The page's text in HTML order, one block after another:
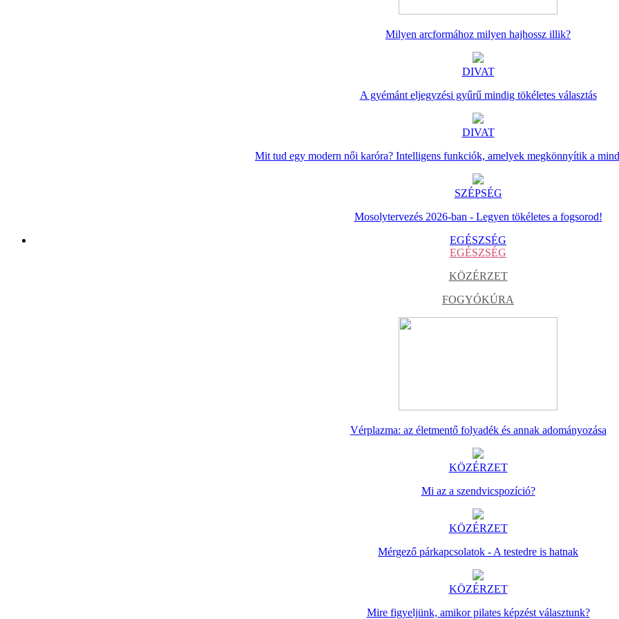
Milyen arcformához milyen hajhossz illik?
DIVAT
A gyémánt eljegyzési gyűrű mindig tökéletes választás
DIVAT
Mit tud egy modern női karóra? Intelligens funkciók, amelyek megkönnyítik a
SZÉPSÉG
Mosolytervezés 2026-ban - Legyen tökéletes a fogsorod!
EGÉSZSÉG
EGÉSZSÉG
KÖZÉRZET
FOGYÓKÚRA
Vérplazma: az életmentő folyadék és annak adományozása
KÖZÉRZET
Mi az a szendvicspozíció?
KÖZÉRZET
Mérgező párkapcsolatok - A testedre is hatnak
KÖZÉRZET
Mire figyeljünk, amikor pilates képzést választunk?